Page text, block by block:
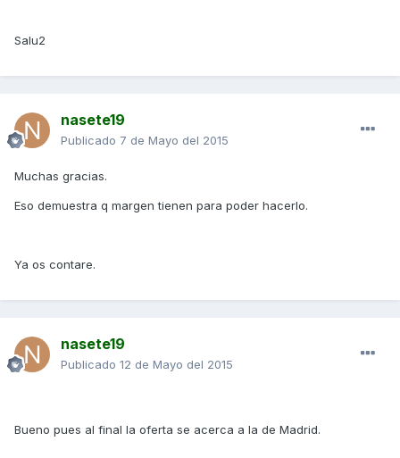
Salu2
nasete19
Publicado 7 de Mayo del 2015
Muchas gracias.
Eso demuestra q margen tienen para poder hacerlo.
Ya os contare.
nasete19
Publicado 12 de Mayo del 2015
Bueno pues al final la oferta se acerca a la de Madrid.